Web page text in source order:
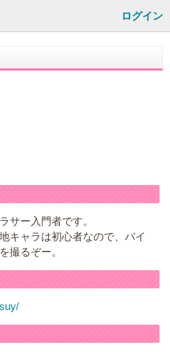
ログイン
サー入門者です。
キャラは初心者なので、バイ
撮るぞー。